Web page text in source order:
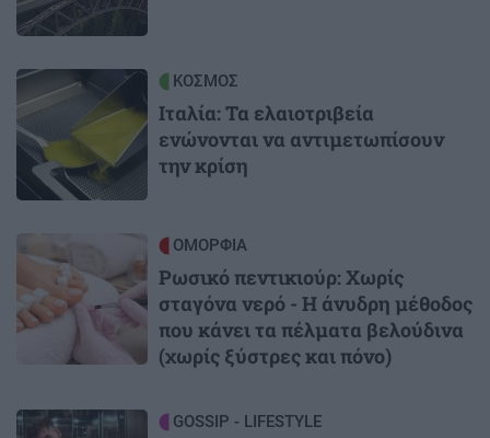
Image ΚΟΣΜΟΣ
Ιταλία: Τα ελαιοτριβεία
ενώνονται να αντιμετωπίσουν
την κρίση
ΟΜΟΡΦΙΑ
Ρωσικό πεντικιούρ: Χωρίς
σταγόνα νερό - Η άνυδρη μέθοδος
που κάνει τα πέλματα βελούδινα
(χωρίς ξύστρες και πόνο)
Image GOSSIP - LIFESTYLE